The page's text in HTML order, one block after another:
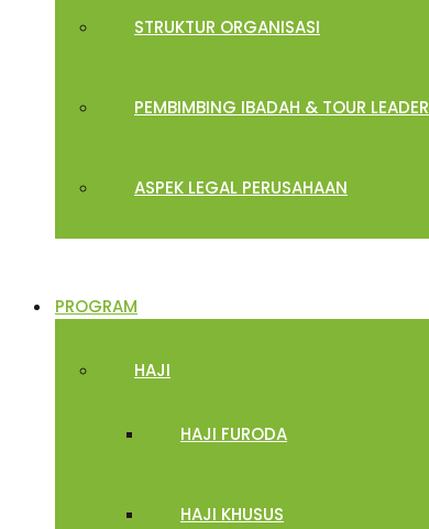
STRUKTUR ORGANISASI
PEMBIMBING IBADAH & TOUR LEADER
ASPEK LEGAL PERUSAHAAN
PROGRAM
HAJI
HAJI FURODA
HAJI KHUSUS